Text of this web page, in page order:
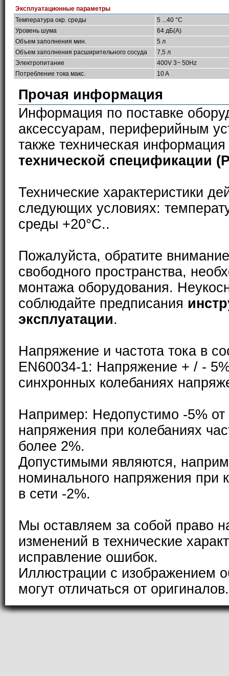
Эксплуатационные параметры
Температура окр. среды
5 ...40 °C
Уровень шума
64 дБ(A)
Объем заполнения мин.
5 л
Объем заполнения расширительного сосуда
7,5 л
Электропитание
400V 3~ 50Hz
Потребление тока макс.
10 A
Прочая информация
Информация по поставке
аксессуарам, периферийным
также техническая
технической спецификации
Технические характеристики
следующих условиях:
среды +20°С..
Пожалуйста, обратите
свободного пространства,
монтажа оборудования.
соблюдайте предписания
эксплуатации.
Напряжение и частота тока в
EN60034-1: Напряжение + / -
синхронных колебаниях
Например: Недопустимо -5% от
напряжения при колебаниях
более 2%.
Допустимыми являются,
номинального напряжения при
в сети -2%.
Мы оставляем за собой право
изменений в технические
исправление ошибок.
Иллюстрации с изображением
могут отличаться от оригиналов.